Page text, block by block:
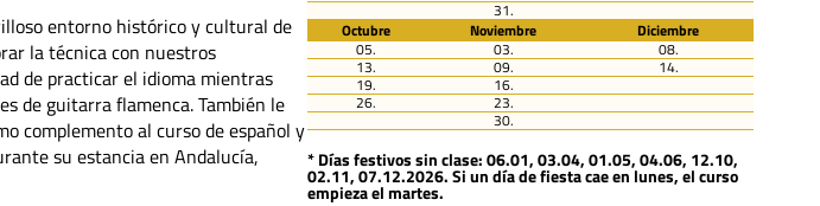
entorno histórico y cultural de
la técnica con nuestros
de practicar el idioma mientras
de guitarra flamenca. También le
complemento al curso de español y
su estancia en Andalucía,
31.
Octubre
Noviembre
Diciembre
05.
03. 08.
13. 09. 14.
19. 16.
26. 23.
30.
* Días festivos sin clase: 06.01, 03.04, 01.05, 04.06, 12.10,
02.11, 07.12.2026. Si un día de fiesta cae en lunes, el curso
empieza el martes.